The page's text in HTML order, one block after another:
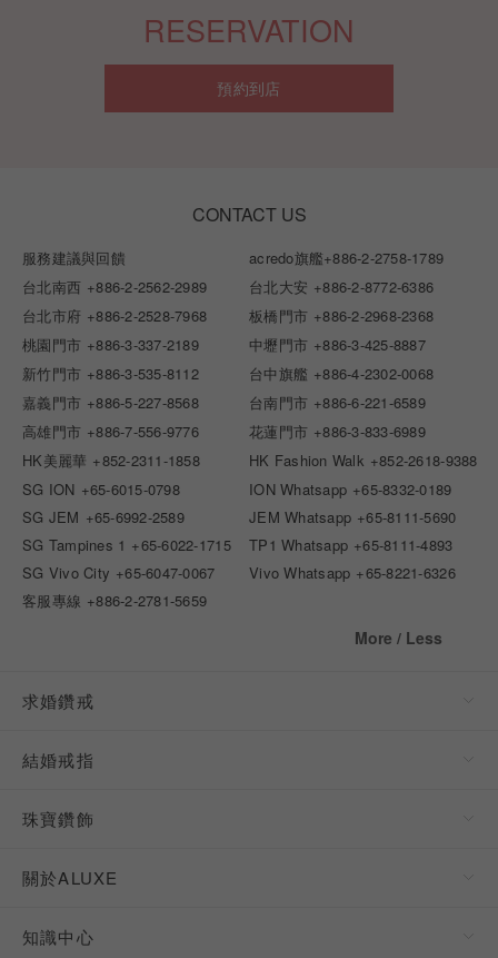
RESERVATION
預約到店
CONTACT US
服務建議與回饋 acredo旗艦+886-2-2758-1789
台北南西 +886-2-2562-2989 台北大安 +886-2-8772-6386
台北市府 +886-2-2528-7968 板橋門市 +886-2-2968-2368
桃園門市 +886-3-337-2189 中壢門市 +886-3-425-8887
新竹門市 +886-3-535-8112 台中旗艦 +886-4-2302-0068
嘉義門市 +886-5-227-8568 台南門市 +886-6-221-6589
高雄門市 +886-7-556-9776 花蓮門市 +886-3-833-6989
HK美麗華 +852-2311-1858 HK Fashion Walk +852-2618-9388
SG ION +65-6015-0798 ION Whatsapp +65-8332-0189
SG JEM +65-6992-2589 JEM Whatsapp +65-8111-5690
SG Tampines 1 +65-6022-1715 TP1 Whatsapp +65-8111-4893
SG Vivo City +65-6047-0067 Vivo Whatsapp +65-8221-6326
客服專線 +886-2-2781-5659
More / Less
求婚鑽戒
結婚戒指
珠寶鑽飾
關於ALUXE
知識中心